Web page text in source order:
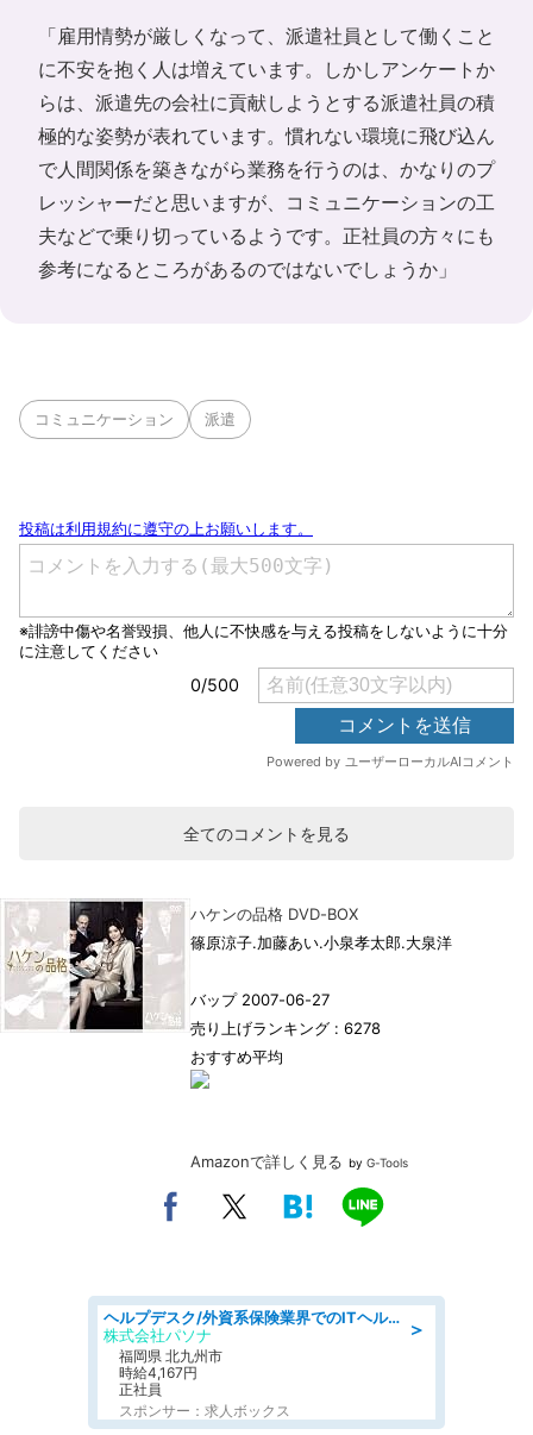
「雇用情勢が厳しくなって、派遣社員として働くこと
に不安を抱く人は増えています。しかしアンケートか
らは、派遣先の会社に貢献しようとする派遣社員の積
極的な姿勢が表れています。慣れない環境に飛び込ん
で人間関係を築きながら業務を行うのは、かなりのプ
レッシャーだと思いますが、コミュニケーションの工
夫などで乗り切っているようです。正社員の方々にも
参考になるところがあるのではないでしょうか」
コミュニケーション 派遣
全てのコメントを見る
ハケンの品格 DVD-BOX
篠原涼子.加藤あい.小泉孝太郎.大泉洋
バップ 2007-06-27
売り上げランキング : 6278
おすすめ平均
Amazonで詳しく見る by G-Tools
＞
ヘルプデスク/外資系保険業界でのITヘルプデスク業務/駅近/即日勤務可/ヘルプデスク
株式会社パソナ
福岡県 北九州市
時給4,167円
正社員
スポンサー：求人ボックス